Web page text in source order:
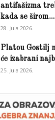
antifašizma
kada se širom...
28. Jula 2026.
Platou Gostilj
će izabrani
25. Jula 2026.